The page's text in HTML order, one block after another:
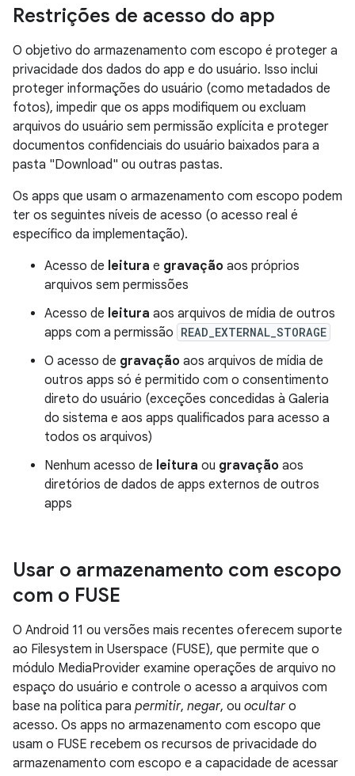
Restrições de acesso do app
O objetivo do armazenamento com escopo é proteger a
privacidade dos dados do app e do usuário. Isso inclui
proteger informações do usuário (como metadados de
fotos), impedir que os apps modifiquem ou excluam
arquivos do usuário sem permissão explícita e proteger
documentos confidenciais do usuário baixados para a
pasta "Download" ou outras pastas.
Os apps que usam o armazenamento com escopo podem
ter os seguintes níveis de acesso (o acesso real é
específico da implementação).
Acesso de leitura e gravação aos próprios
arquivos sem permissões
Acesso de leitura aos arquivos de mídia de outros
apps com a permissão READ_EXTERNAL_STORAGE
O acesso de gravação aos arquivos de mídia de
outros apps só é permitido com o consentimento
direto do usuário (exceções concedidas à Galeria
do sistema e aos apps qualificados para acesso a
todos os arquivos)
Nenhum acesso de leitura ou gravação aos
diretórios de dados de apps externos de outros
apps
Usar o armazenamento com escopo
com o FUSE
O Android 11 ou versões mais recentes oferecem suporte
ao Filesystem in Userspace (FUSE), que permite que o
módulo MediaProvider examine operações de arquivo no
espaço do usuário e controle o acesso a arquivos com
base na política para permitir, negar, ou ocultaro
acesso. Os apps no armazenamento com escopo que
usam o FUSE recebem os recursos de privacidade do
armazenamento com escopo e a capacidade de acessar